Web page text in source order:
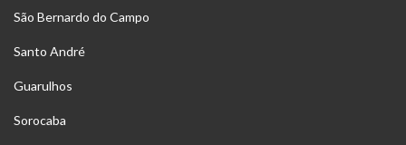
São Bernardo do Campo
Santo André
Guarulhos
Sorocaba